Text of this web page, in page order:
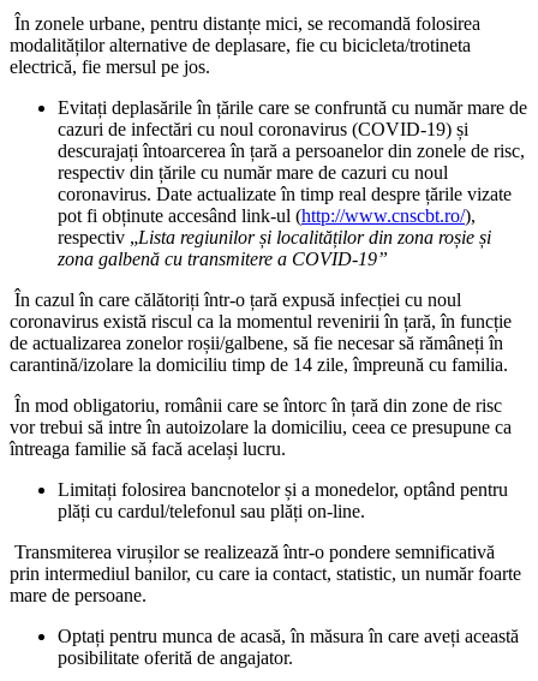
În zonele urbane, pentru distanțe mici, se recomandă folosirea
modalităților alternative de deplasare, fie cu bicicleta/trotineta
electrică, fie mersul pe jos.
Evitați deplasările în țările care se confruntă cu număr mare de
cazuri de infectări cu noul coronavirus (COVID-19) și
descurajați întoarcerea în țară a persoanelor din zonele de risc,
respectiv din țările cu număr mare de cazuri cu noul
coronavirus. Date actualizate în timp real despre țările vizate
pot fi obținute accesând link-ul (http://www.cnscbt.ro/),
respectiv „Lista regiunilor și localităților din zona roșie și
zona galbenă cu transmitere a COVID-19”
În cazul în care călătoriți într-o țară expusă infecției cu noul
coronavirus există riscul ca la momentul revenirii în țară, în funcție
de actualizarea zonelor roșii/galbene, să fie necesar să rămâneți în
carantină/izolare la domiciliu timp de 14 zile, împreună cu familia.
În mod obligatoriu, românii care se întorc în țară din zone de risc
vor trebui să intre în autoizolare la domiciliu, ceea ce presupune ca
întreaga familie să facă același lucru.
Limitați folosirea bancnotelor și a monedelor, optând pentru
plăți cu cardul/telefonul sau plăți on-line.
Transmiterea virușilor se realizează într-o pondere semnificativă
prin intermediul banilor, cu care ia contact, statistic, un număr foarte
mare de persoane.
Optați pentru munca de acasă, în măsura în care aveți această
posibilitate oferită de angajator.